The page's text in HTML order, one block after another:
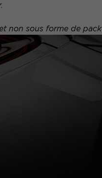
non sous forme de pack